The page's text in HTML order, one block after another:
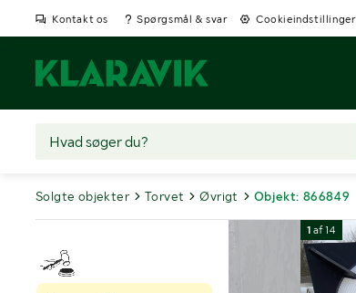
Kontakt os Spørgsmål & svar Cookieindstillinger
Solgte objekter Torvet Øvrigt Objekt: 866849
1 af14